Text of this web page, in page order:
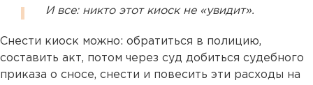
И все: никто этот киоск не «увидит».
Снести киоск можно: обратиться в полицию,
составить акт, потом через суд добиться судебного
приказа о сносе, снести и повесить эти расходы на